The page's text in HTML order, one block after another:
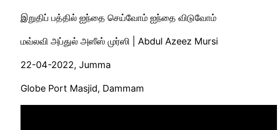
இறுதிப் பத்தில் ஐந்தை செய்வோம் ஐந்தை விடுவோம்
மவ்லவி அப்துல் அஸீஸ் முர்ஸி | Abdul Azeez Mursi
22-04-2022, Jumma
Globe Port Masjid, Dammam